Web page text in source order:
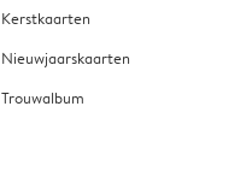
Kerstkaarten
Nieuwjaarskaarten
Trouwalbum